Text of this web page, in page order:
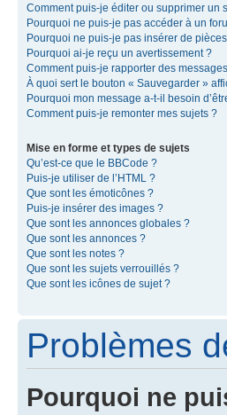
Comment puis-je éditer ou supprimer un
Pourquoi ne puis-je pas accéder à un
Pourquoi ne puis-je pas insérer de
Pourquoi ai-je reçu un avertissement ?
Comment puis-je rapporter des
À quoi sert le bouton « Sauvegarder »
Pourquoi mon message a-t-il besoin
Comment puis-je remonter mes sujets ?
Mise en forme et types de sujets
Qu’est-ce que le BBCode ?
Puis-je utiliser de l’HTML ?
Que sont les émoticônes ?
Puis-je insérer des images ?
Que sont les annonces globales ?
Que sont les annonces ?
Que sont les notes ?
Que sont les sujets verrouillés ?
Que sont les icônes de sujet ?
Problèmes
Pourquoi ne